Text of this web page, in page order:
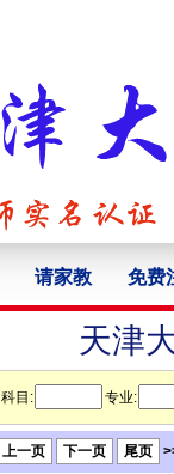
请家教 免费
天津
科目: 专业:
上一页 下一页 尾页